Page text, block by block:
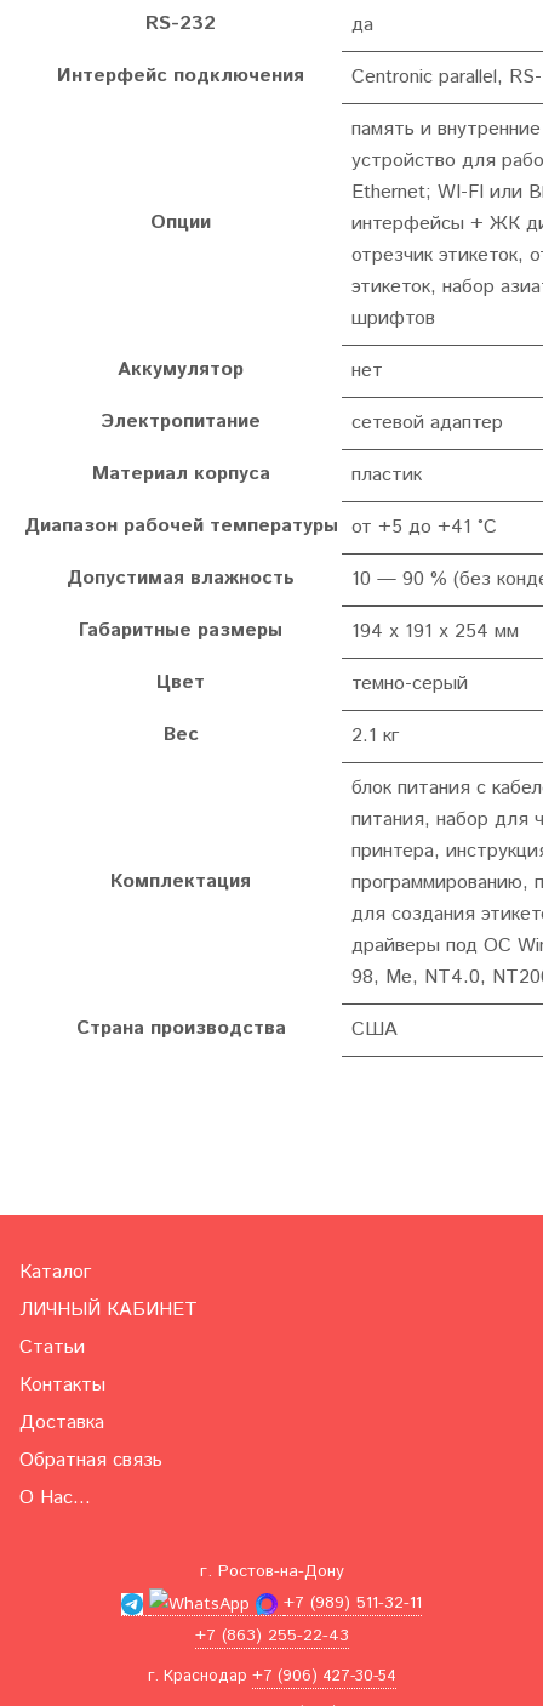
RS-232
да
Интерфейс подключения
Centronic parallel,
Опции
память и
устройство для
Ethernet; WI-FI или
интерфейсы + ЖК
отрезчик этикеток,
этикеток, набор
шрифтов
Аккумулятор
нет
Электропитание
сетевой адаптер
Материал корпуса
пластик
Диапазон рабочей температуры от +5 до +41 °C
Допустимая влажность
10 — 90 % (без
Габаритные размеры
194 х 191 х 254 мм
Цвет
темно-серый
Вес
2.1 кг
Комплектация
блок питания с
питания, набор для
принтера,
программированию,
для создания
драйверы под ОС
98, Me, NT4.0,
Страна производства
США
Каталог
ЛИЧНЫЙ КАБИНЕТ
Статьи
Контакты
Доставка
Обратная связь
О Нас...
г. Ростов-на-Дону
+7 (989) 511-32-11
+7 (863) 255-22-43
г. Краснодар +7 (906) 427-30-54